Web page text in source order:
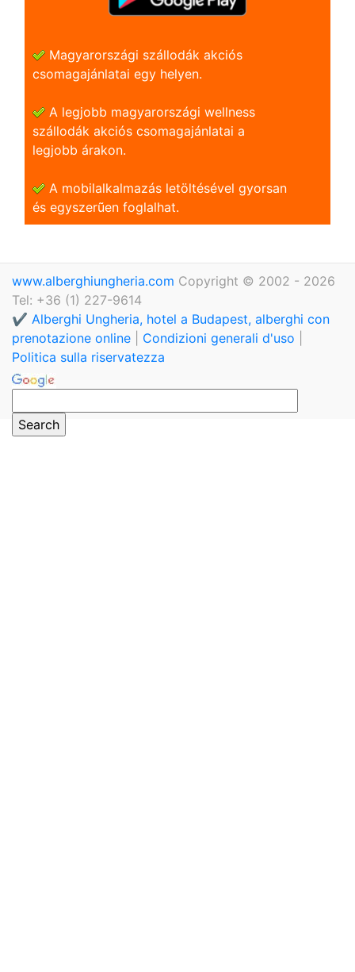
Magyarországi szállodák akciós
csomagajánlatai egy helyen.
A legjobb magyarországi wellness
szállodák akciós csomagajánlatai a
legjobb árakon.
A mobilalkalmazás letöltésével gyorsan
és egyszerũen foglalhat.
www.alberghiungheria.com Copyright © 2002 - 2026
Tel: +36 (1) 227-9614
✔️ Alberghi Ungheria, hotel a Budapest, alberghi con
prenotazione online
Condizioni generali d'uso
Politica sulla riservatezza